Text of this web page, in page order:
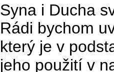
Syna i Ducha
Rádi bychom
který je v
jeho použití v